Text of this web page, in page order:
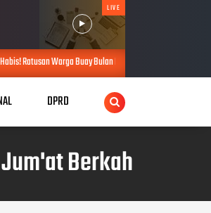
LIVE
Bulan Bersatu Beri Peringatan Terakhir Ke PTPN 1 Regional
DPRD
Berkah